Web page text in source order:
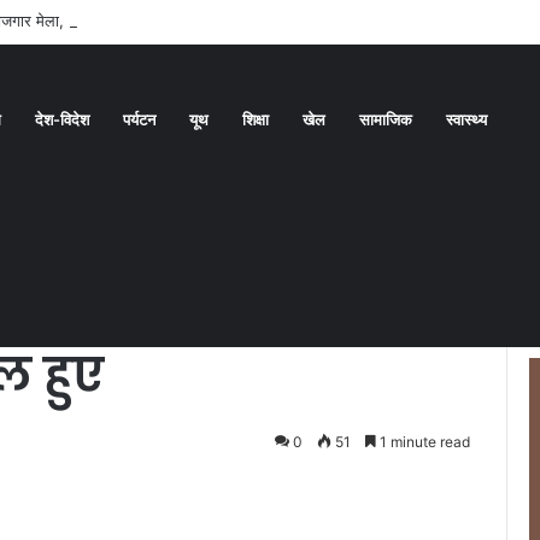
मेला, 559 पदों पर होगा चयन
देश-विदेश पर्यटन यूथ शिक्षा खेल सामाजिक स्वास्थ्य
इंपैनल हुए
हुए
0 51 1 minute read